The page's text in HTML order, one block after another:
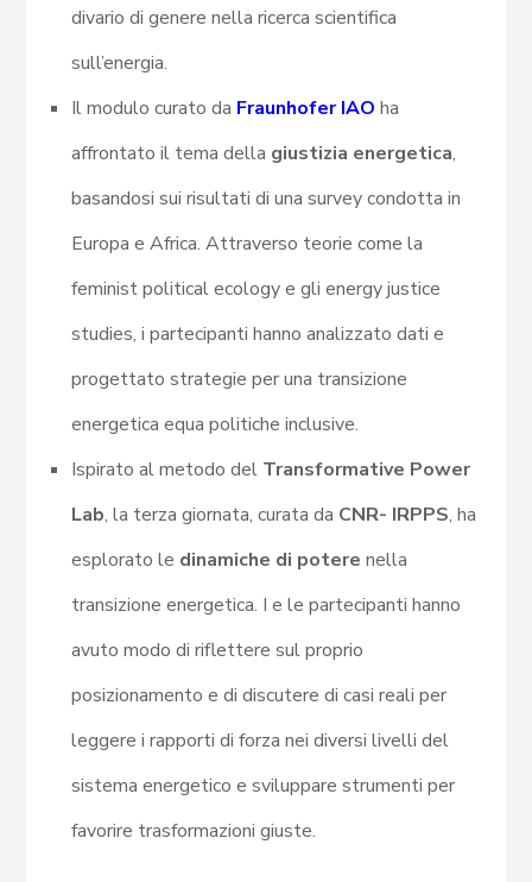
divario di genere nella ricerca scientifica
sull’energia.
Il modulo curato da Fraunhofer IAO ha
affrontato il tema della giustizia energetica,
basandosi sui risultati di una survey condotta in
Europa e Africa. Attraverso teorie come la
feminist political ecology e gli energy justice
studies, i partecipanti hanno analizzato dati e
progettato strategie per una transizione
energetica equa politiche inclusive.
Ispirato al metodo del Transformative Power
Lab, la terza giornata, curata da CNR- IRPPS, ha
esplorato le dinamiche di potere nella
transizione energetica. I e le partecipanti hanno
avuto modo di riflettere sul proprio
posizionamento e di discutere di casi reali per
leggere i rapporti di forza nei diversi livelli del
sistema energetico e sviluppare strumenti per
favorire trasformazioni giuste.